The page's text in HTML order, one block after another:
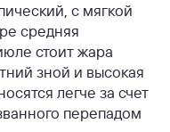
с мягкой
средняя
стоит жара
зной и высокая
легче за счет
перепадом